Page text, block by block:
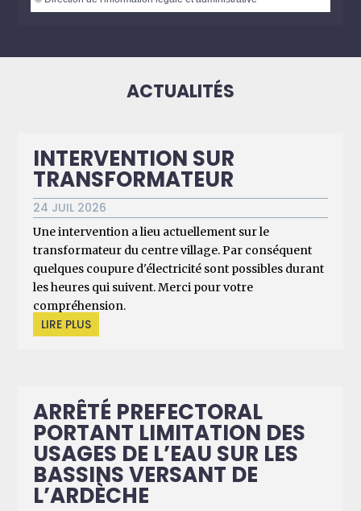
ACTUALITÉS
INTERVENTION SUR
TRANSFORMATEUR
24 JUIL 2026
Une intervention a lieu actuellement sur le
transformateur du centre village. Par conséquent
quelques coupure d'électricité sont possibles durant
les heures qui suivent. Merci pour votre
compréhension.
LIRE PLUS
ARRÊTÉ PREFECTORAL
PORTANT LIMITATION DES
USAGES DE L’EAU SUR LES
BASSINS VERSANT DE
L’ARDÈCHE